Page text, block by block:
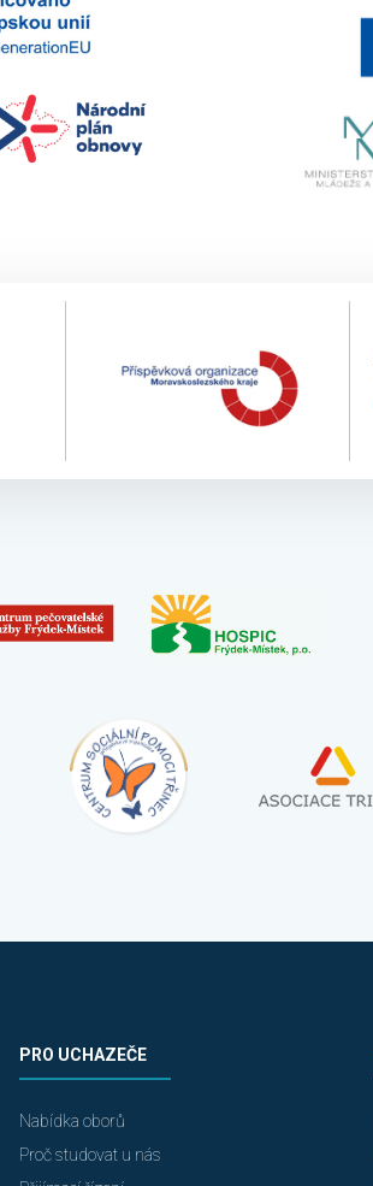
PRO UCHAZEČE
Nabídka oborů
Proč studovat u nás